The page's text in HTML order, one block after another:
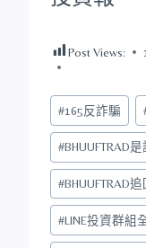
Post Views:
Post
Tags:
#165反詐騙
#BHUUFTRAD
#BHUUFTRAD追
#LINE投資群組